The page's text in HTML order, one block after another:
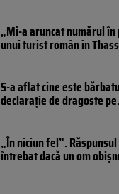
„Mi-a aruncat numărul
unui turist român în
S-a aflat cine este
declarație de dragoste
„În niciun fel”.
întrebat dacă un om